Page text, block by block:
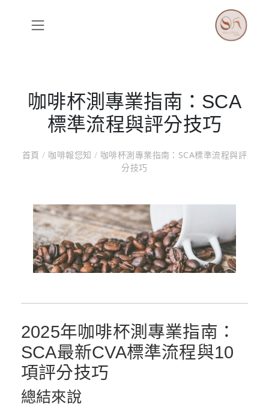
咖啡杯測專業指南：SCA
標準流程與評分技巧
首頁/ 咖啡報您知 / 咖啡杯測專業指南：SCA標準流程與評
分技巧
2025年咖啡杯測專業指南：
SCA最新CVA標準流程與10
項評分技巧
總結來說